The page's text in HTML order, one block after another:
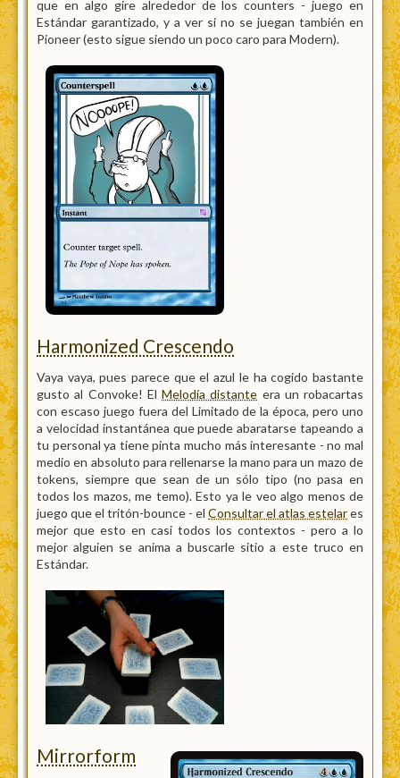
que en algo gire alrededor de los counters - juego en
Estándar garantizado, y a ver si no se juegan también en
Pioneer (esto sigue siendo un poco caro para Modern).
Harmonized Crescendo
Vaya vaya, pues parece que el azul le ha cogido bastante
gusto al Convoke! El Melodía distante era un robacartas
con escaso juego fuera del Limitado de la época, pero uno
a velocidad instantánea que puede abaratarse tapeando a
tu personal ya tiene pinta mucho más interesante - no mal
medio en absoluto para rellenarse la mano para un mazo de
tokens, siempre que sean de un sólo tipo (no pasa en
todos los mazos, me temo). Esto ya le veo algo menos de
juego que el tritón-bounce - el Consultar el atlas estelares
mejor que esto en casi todos los contextos - pero a lo
mejor alguien se anima a buscarle sitio a este truco en
Estándar.
Mirrorform